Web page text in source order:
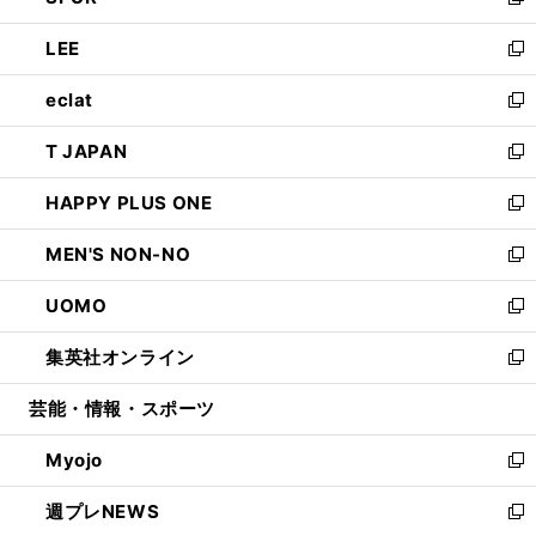
開
く
ウ
で
開
く
ン
ド
ウ
で
開
く
ウ
ィ
ン
ド
ウ
で
開
く
し
い
ウ
ィ
ン
ド
ウ
で
開
く
LEE
新
し
い
ウ
ィ
ン
ド
ウ
で
開
く
eclat
新
し
い
ウ
ィ
ン
ド
ウ
で
開
く
T JAPAN
新
し
い
ウ
ィ
ン
ド
ウ
で
開
HAPPY PLUS ONE
新
し
い
ウ
ィ
ン
ド
ウ
開
く
MEN'S NON-NO
新
し
い
ウ
ィ
ン
ウ
で
開
く
UOMO
新
し
い
ウ
ン
ド
ウ
で
集英社オンライン
新
し
ウ
ィ
ン
ド
芸能・情報・スポーツ
Myojo
新
し
い
週プレNEWS
新